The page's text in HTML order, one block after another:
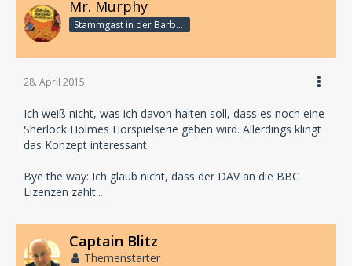
Mr. Murphy
Stammgast in der Barbarabar
28. April 2015
Ich weiß nicht, was ich davon halten soll, dass es noch eine
Sherlock Holmes Hörspielserie geben wird. Allerdings klingt
das Konzept interessant.
Bye the way: Ich glaub nicht, dass der DAV an die BBC
Lizenzen zahlt...
Captain Blitz
Themenstarter